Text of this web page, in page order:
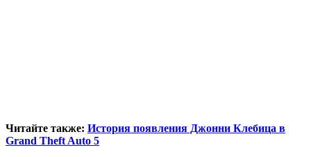
Читайте также: История появления Джонни Клебица в
Grand Theft Auto 5